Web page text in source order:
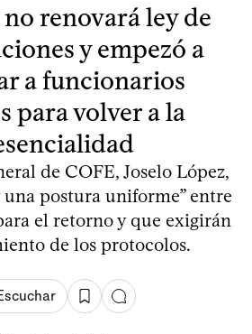
renovará ley de
y empezó a
a funcionarios
para volver a la
de COFE, Joselo López,
postura uniforme” entre
el retorno y que exigirán
de los protocolos.